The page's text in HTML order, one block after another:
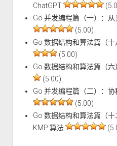
ChatGPT
Go 并发编程篇（一）：
(5.00)
Go 数据结构和算法篇（
(5.00)
Go 数据结构和算法篇（
(5.00)
Go 并发编程篇（二）：
(5.00)
Go 数据结构和算法篇（
KMP 算法